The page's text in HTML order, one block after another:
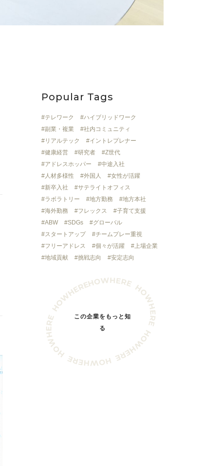
Popular Tags
テレワーク
ハイブリッドワーク
副業・複業
社内コミュニティ
リアルテック
イントレプレナー
健康経営
研究者
Z世代
アドレスホッパー
中途入社
人材多様性
外国人
女性が活躍
新卒入社
サテライトオフィス
ラボラトリー
地方勤務
地方本社
海外勤務
フレックス
子育て支援
ABW
SDGs
グローバル
スタートアップ
チームプレー重視
フリーアドレス
個々が活躍
上場企業
地域貢献
挑戦志向 安定志向
この企業をもっと知
る